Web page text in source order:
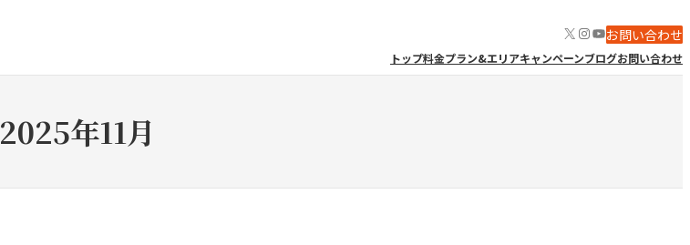
X Instagram
YouTube
お問い合わせ
トップ料金プラン&エリアキャンペーンブログお問い合わせ
2025年11月